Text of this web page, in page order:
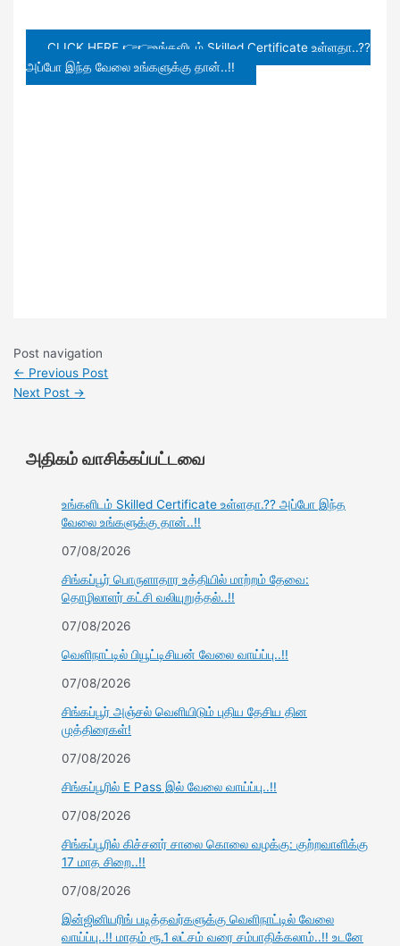
CLICK HERE 👉👉உங்களிடம் Skilled Certificate உள்ளதா..??
அப்போ இந்த வேலை உங்களுக்கு தான்..!!
Post navigation
← Previous Post
Next Post →
அதிகம் வாசிக்கப்பட்டவை
உங்களிடம் Skilled Certificate உள்ளதா.?? அப்போ இந்த
வேலை உங்களுக்கு தான்..!!
07/08/2026
சிங்கப்பூர் பொருளாதார உத்தியில் மாற்றம் தேவை:
தொழிலாளர் கட்சி வலியுறுத்தல்..!!
07/08/2026
வெளிநாட்டில் பியூட்டிசியன் வேலை வாய்ப்பு..!!
07/08/2026
சிங்கப்பூர் அஞ்சல் வெளியிடும் புதிய தேசிய தின
முத்திரைகள்!
07/08/2026
சிங்கப்பூரில் E Pass இல் வேலை வாய்ப்பு..!!
07/08/2026
சிங்கப்பூரில் கிச்சனர் சாலை கொலை வழக்கு: குற்றவாளிக்கு
17 மாத சிறை..!!
07/08/2026
இன்ஜினியரிங் படித்தவர்களுக்கு வெளிநாட்டில் வேலை
வாய்ப்பு..!! மாதம் ரூ.1 லட்சம் வரை சம்பாதிக்கலாம்..!! உடனே